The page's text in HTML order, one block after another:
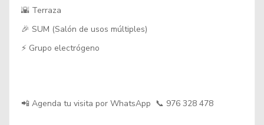
🌇 Terraza
🎉 SUM (Salón de usos múltiples)
⚡ Grupo electrógeno
📲 Agenda tu visita por WhatsApp 📞 976 328 478